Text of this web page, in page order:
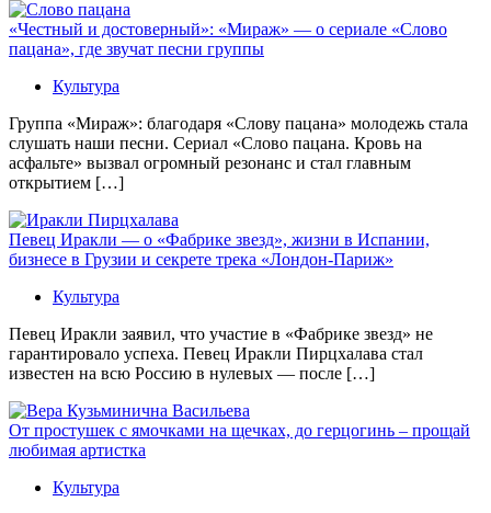
«Честный и достоверный»: «Мираж» — о сериале «Слово
пацана», где звучат песни группы
Культура
Группа «Мираж»: благодаря «Слову пацана» молодежь стала
слушать наши песни. Сериал «Слово пацана. Кровь на
асфальте» вызвал огромный резонанс и стал главным
открытием […]
Певец Иракли — о «Фабрике звезд», жизни в Испании,
бизнесе в Грузии и секрете трека «Лондон-Париж»
Культура
Певец Иракли заявил, что участие в «Фабрике звезд» не
гарантировало успеха. Певец Иракли Пирцхалава стал
известен на всю Россию в нулевых — после […]
От простушек с ямочками на щечках, до герцогинь – прощай
любимая артистка
Культура